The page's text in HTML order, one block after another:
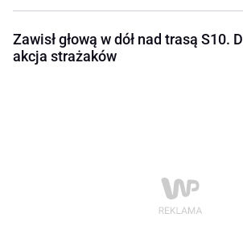
Zawisł głową w dół nad trasą S10.
akcja strażaków